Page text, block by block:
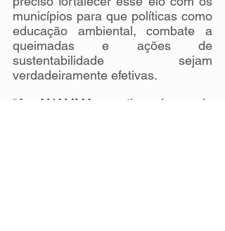
municípios para que políticas como
educação ambiental, combate a
queimadas e ações de
sustentabilidade sejam
verdadeiramente efetivas.
“A ANAMMA continuará sendo